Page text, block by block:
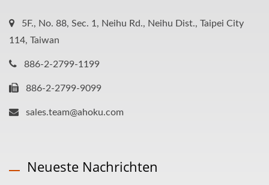
5F., No. 88, Sec. 1, Neihu Rd., Neihu Dist., Taipei City
114, Taiwan
886-2-2799-1199
886-2-2799-9099
sales.team@ahoku.com
Neueste Nachrichten